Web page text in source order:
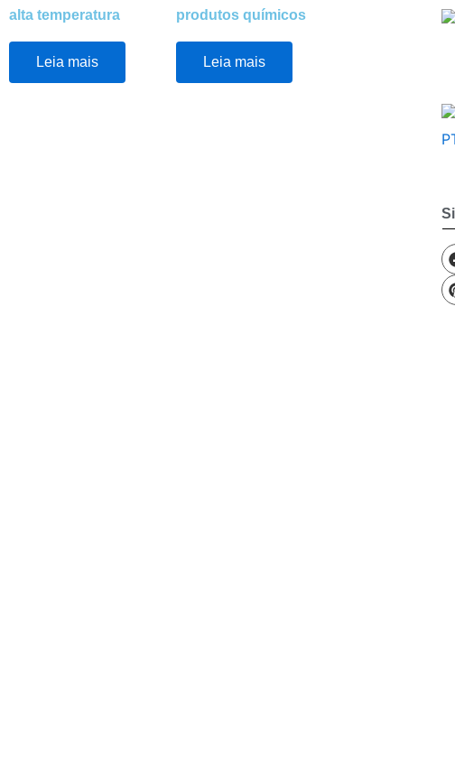
alta temperatura
Leia mais
produtos químicos
Leia mais